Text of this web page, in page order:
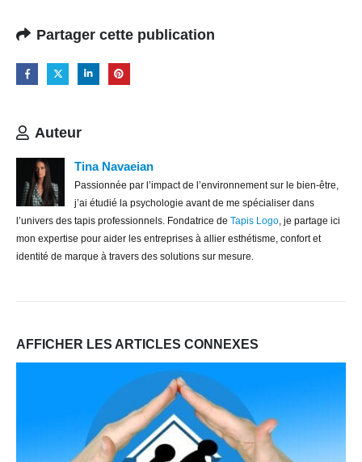
Partager cette publication
Auteur
Tina Navaeian
Passionnée par l’impact de l’environnement sur le bien-être,
j’ai étudié la psychologie avant de me spécialiser dans
l’univers des tapis professionnels. Fondatrice de Tapis Logo , je partage ici
mon expertise pour aider les entreprises à allier esthétisme, confort et
identité de marque à travers des solutions sur mesure.
AFFICHER LES ARTICLES CONNEXES